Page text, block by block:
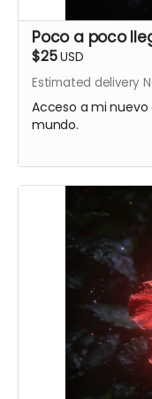
Poco a poco
$25USD
Estimated delivery
Acceso a mi
mundo.